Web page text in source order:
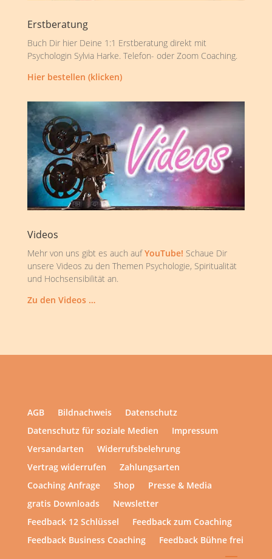
Erstberatung
Buch Dir hier Deine 1:1 Erstberatung direkt mit
Psychologin Sylvia Harke. Telefon- oder Zoom Coaching.
Hier bestellen (klicken)
Videos
Mehr von uns gibt es auch aufYouTube! Schaue Dir
unsere Videos zu den Themen Psychologie, Spiritualität
und Hochsensibilität an.
Zu den Videos …
AGB Bildnachweis
Datenschutz
Datenschutz für soziale Medien
Impressum
Versandarten
Widerrufsbelehrung
Vertrag widerrufen
Zahlungsarten
Coaching Anfrage
Shop
Presse & Media
gratis Downloads
Newsletter
Feedback 12 Schlüssel
Feedback zum Coaching
Feedback Business Coaching
Feedback Bühne frei